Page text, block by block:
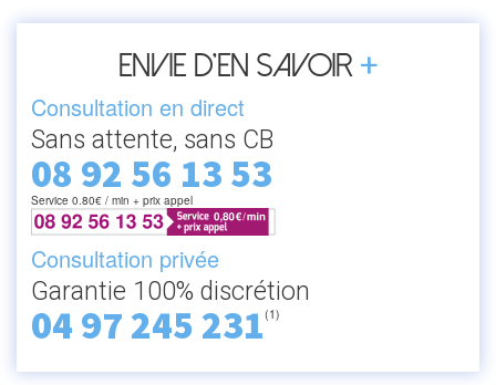
Envie d’en savoir +
Consultation en direct
Sans attente, sans CB
08 92 56 13 53
Service 0.80€ / min + prix appel
Consultation privée
Garantie 100% discrétion
04 97 245 231(1)